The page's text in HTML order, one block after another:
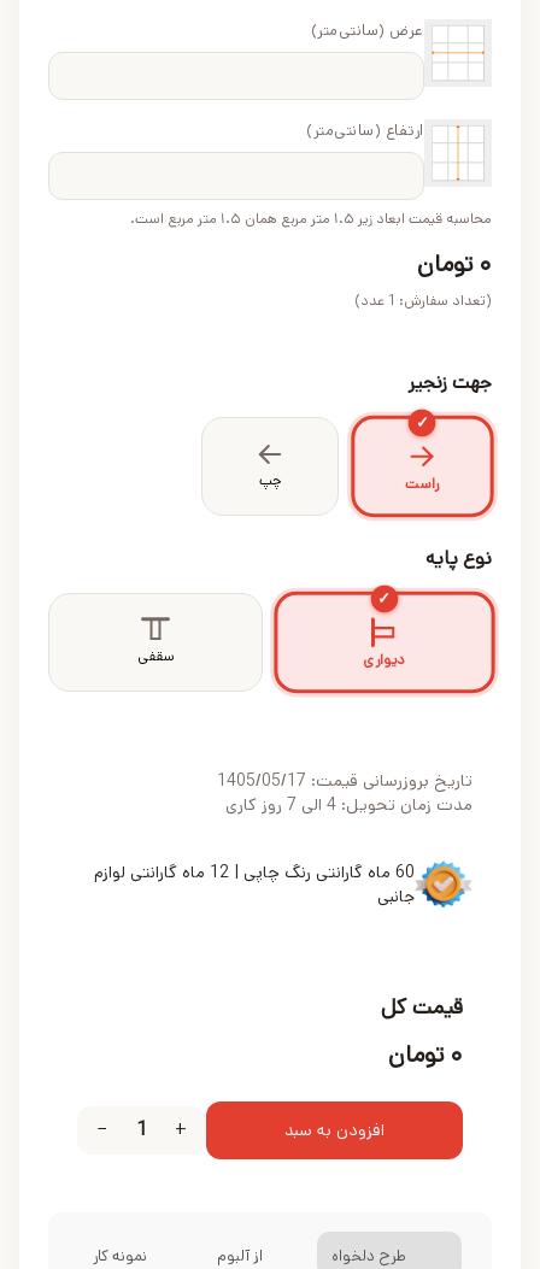
عرض (سانتی‌متر)
ارتفاع (سانتی‌متر)
محاسبه قیمت ابعاد زیر ۱.۵ متر مربع همان ۱.۵ متر مربع است.
۰ تومان
(تعداد سفارش: 1عدد)
جهت زنجیر
✓
راست چپ
نوع پایه
✓
دیواری سقفی
تاریخ بروزرسانی قیمت: 1405/05/17
مدت زمان تحویل: 4 الی 7 روز کاری
60 ماه گارانتی رنگ چاپی | 12 ماه گارانتی لوازم
جانبی
قیمت کل
۰ تومان
افزودن به سبد +
1
−
طرح دلخواه از آلبوم نمونه کار